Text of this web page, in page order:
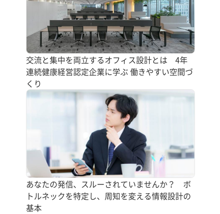
交流と集中を両立するオフィス設計とは 4年
連続健康経営認定企業に学ぶ 働きやすい空間づ
くり
あなたの発信、スルーされていませんか？ ボ
トルネックを特定し、周知を変える情報設計の
基本